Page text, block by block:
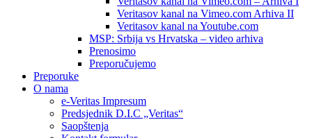
Veritasov kanal na Vimeo.com Arhiva II
Veritasov kanal na Youtube.com
MSP: Srbija vs Hrvatska – video arhiva
Prenosimo
Preporučujemo
Preporuke
O nama
e-Veritas Impresum
Predsjednik D.I.C „Veritas“
Saopštenja